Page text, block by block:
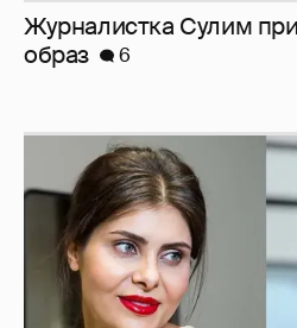
И снова невеста 357